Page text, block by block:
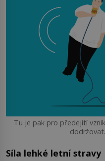
Tu je pak pro předejití
Síla lehké letní stravy